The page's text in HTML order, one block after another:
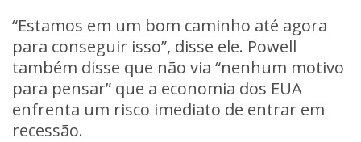
“Estamos em um bom caminho até agora
para conseguir isso”, disse ele. Powell
também disse que não via “nenhum motivo
para pensar” que a economia dos EUA
enfrenta um risco imediato de entrar em
recessão.